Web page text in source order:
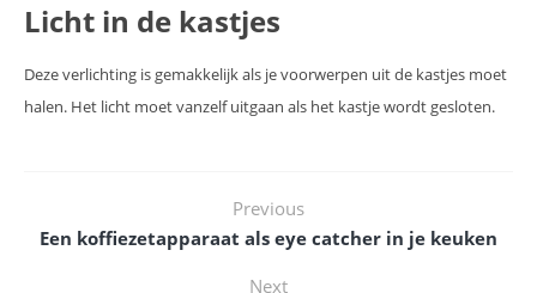
Licht in de kastjes
Deze verlichting is gemakkelijk als je voorwerpen uit de kastjes moet
halen. Het licht moet vanzelf uitgaan als het kastje wordt gesloten.
Previous
Een koffiezetapparaat als eye catcher in je keuken
Next